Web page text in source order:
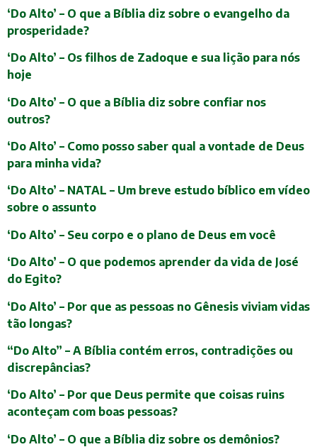
‘Do Alto’ – O que a Bíblia diz sobre o evangelho da
prosperidade?
‘Do Alto’ – Os filhos de Zadoque e sua lição para nós
hoje
‘Do Alto’ – O que a Bíblia diz sobre confiar nos
outros?
‘Do Alto’ – Como posso saber qual a vontade de Deus
para minha vida?
‘Do Alto’ – NATAL – Um breve estudo bíblico em vídeo
sobre o assunto
‘Do Alto’ – Seu corpo e o plano de Deus em você
‘Do Alto’ – O que podemos aprender da vida de José
do Egito?
‘Do Alto’ – Por que as pessoas no Gênesis viviam vidas
tão longas?
“Do Alto” – A Bíblia contém erros, contradições ou
discrepâncias?
‘Do Alto’ – Por que Deus permite que coisas ruins
aconteçam com boas pessoas?
‘Do Alto’ – O que a Bíblia diz sobre os demônios?